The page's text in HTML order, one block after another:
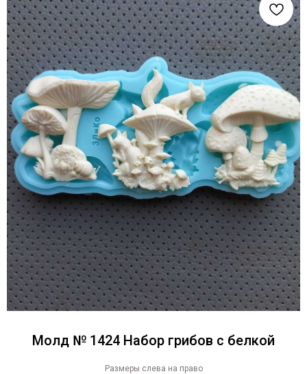
Молд № 1424 Набор грибов с белкой
Размеры слева на право